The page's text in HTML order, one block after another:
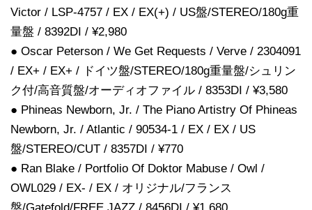
Victor / LSP-4757 / EX / EX(+) / US盤/STEREO/180g重
量盤 / 8392DI / ¥2,980
● Oscar Peterson / We Get Requests / Verve / 2304091
/ EX+ / EX+ / ドイツ盤/STEREO/180g重量盤/シュリン
ク付/高音質盤/オーディオファイル / 8353DI / ¥3,580
● Phineas Newborn, Jr. / The Piano Artistry Of Phineas
Newborn, Jr. / Atlantic / 90534-1 / EX / EX / US
盤/STEREO/CUT / 8357DI / ¥770
● Ran Blake / Portfolio Of Doktor Mabuse / Owl /
OWL029 / EX- / EX / オリジナル/フランス